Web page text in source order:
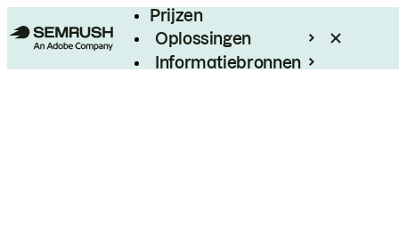
Prijzen
Oplossingen
Informatiebronnen